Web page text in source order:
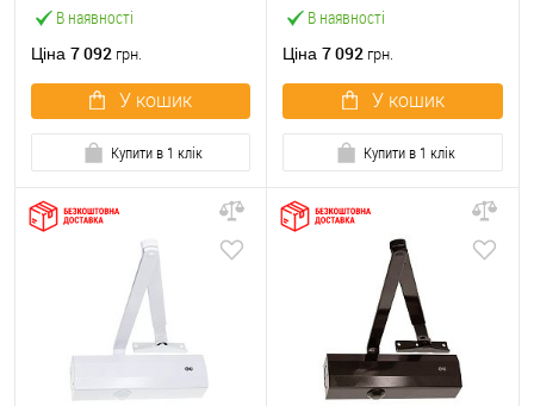
В наявності
Ціна 7 092 грн.
У кошик
Купити в 1 клік
В наявності
Ціна 7 092 грн.
У кошик
Купити в 1 клік